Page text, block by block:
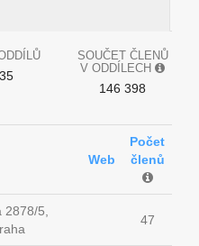
SOUČET ČLENŮ
V ODDÍLECH
146 398
Web
Počet
členů
2878/5,
47